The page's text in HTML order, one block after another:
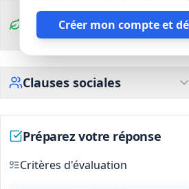
Plans d'exécution, notices descriptives,
plan d'étanchéité à l'air, schéma de
gestion des déchets, DOE.
Créer mon compte et
Clauses
environnementales
Clauses sociales
Préparez votre réponse
Critères d'évaluation